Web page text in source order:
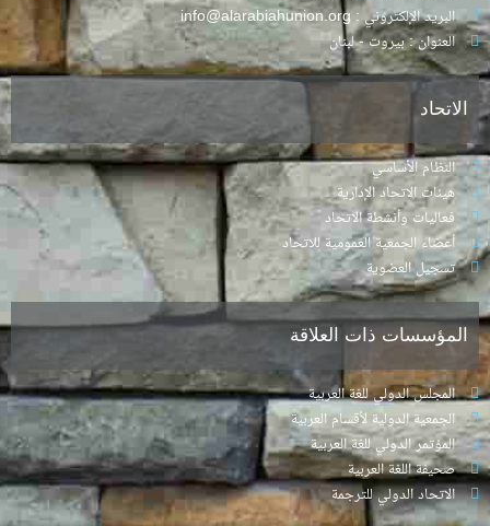
البريد الإلكتروني : info@alarabiahunion.org
العنوان : بيروت - لبنان
الاتحاد
النظام الأساسي
هيئات الاتحاد الإدارية
فعاليات وأنشطة الاتحاد
أعضاء الجمعية العمومية للاتحاد
تسجيل العضوية
المؤسسات ذات العلاقة
المجلس الدولي للغة العربية
الجمعية الدولية لأقسام العربية
المؤتمر الدولي للغة العربية
صحيفة اللغة العربية
الاتحاد الدولي للترجمة